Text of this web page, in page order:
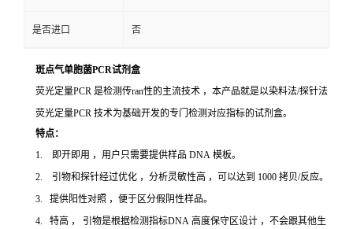
是否进口 否
斑点气单胞菌PCR试剂盒
荧光定量PCR 是检测传ran性的主流技术 ，本产品就是以染料法/探针法
荧光定量PCR 技术为基础开发的专门检测对应指标的试剂盒。
特点：
1. 即开即用 ，用户只需要提供样品 DNA 模板。
2. 引物和探针经过优化 ，分析灵敏性高 ，可以达到 1000 拷贝/反应。
3. 提供阳性对照 ，便于区分假阴性样品。
4. 特高 ， 引物是根据检测指标DNA 高度保守区设计 ，不会跟其他生